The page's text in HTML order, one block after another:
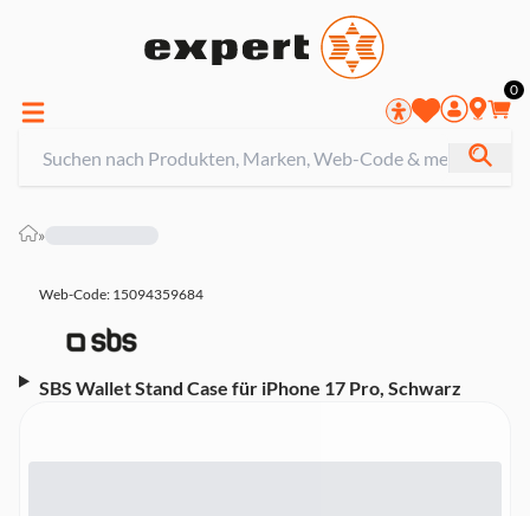
0
»
Web-Code: 15094359684
SBS Wallet Stand Case für iPhone 17 Pro, Schwarz